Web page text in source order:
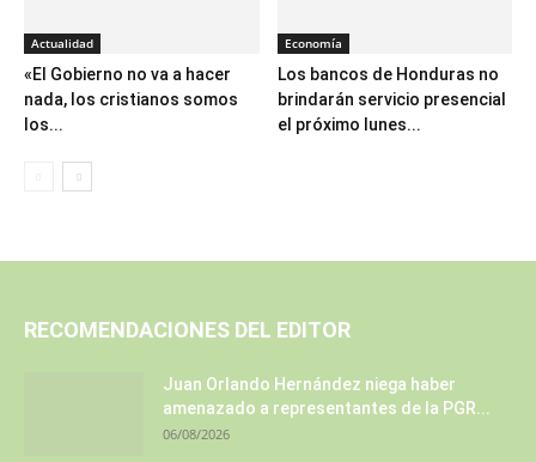
Actualidad
«El Gobierno no va a hacer
nada, los cristianos somos
los...
Economía
Los bancos de Honduras no
brindarán servicio presencial
el próximo lunes...
RECOMENDACIONES DEL EDITOR
Juan Orlando Hernández niega haber
amenazado a representantes de la PGR...
06/08/2026